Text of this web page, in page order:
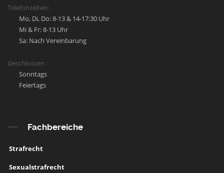
Telefonzeiten:
Mo, Di, Do: 8-13 & 14-17:30 Uhr
Mi & Fr: 8-13 Uhr
Sa: Nach Vereinbarung
Geschlossen :
Sonntags
Feiertags
Fachbereiche
Strafrecht
Sexualstrafrecht